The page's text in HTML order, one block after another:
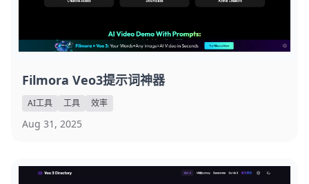
Filmora Veo3提示词神器
AI工具 工具 效率
Aug 31, 2025